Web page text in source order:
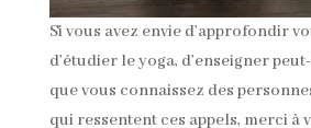
Si vous avez envie d’approfondir
d’étudier le yoga, d’enseigner
que vous connaissez des
qui ressentent ces appels, merci à